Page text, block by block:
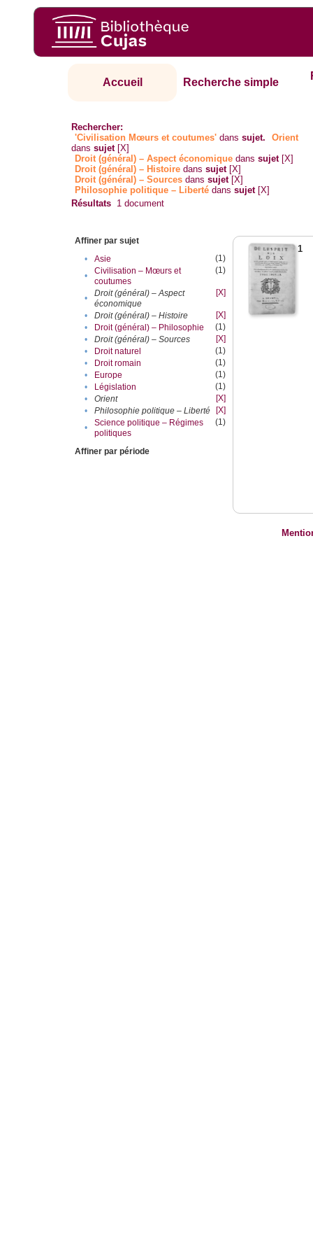
Accueil Recherche simple
Rechercher:
'Civilisation Mœurs et coutumes' danssujet.
Orient
danssujet [X]
Droit (général) – Aspect économique danssujet [X]
Droit (général) – Histoire danssujet [X]
Droit (général) – Sources danssujet [X]
Philosophie politique – Liberté danssujet [X]
Résultats 1 document
Affiner par sujet
•
Asie
(1)
•
Civilisation – Mœurs et
coutumes
(1)
•
Droit (général) – Aspect
économique
[X]
• Droit (général) – Histoire
[X]
•
Droit (général) – Philosophie
(1)
•
Droit (général) – Sources
[X]
•
Droit naturel
(1)
•
Droit romain
(1)
•
Europe
(1)
•
Législation
(1)
•
Orient
[X]
•
Philosophie politique – Liberté
[X]
•
Science politique – Régimes
politiques
(1)
Affiner par période
1